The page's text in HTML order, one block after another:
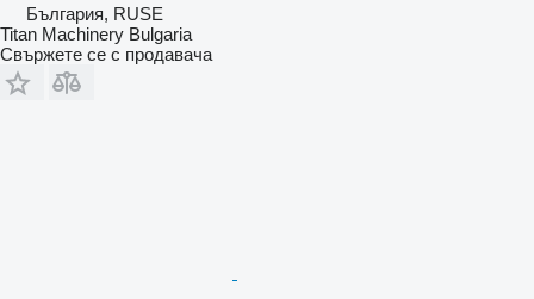
България, RUSE
Titan Machinery Bulgaria
Свържете се с продавача